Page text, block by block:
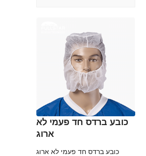
כובע ברדס חד פעמי לא
ארוג
כובע ברדס חד פעמי לא ארוג